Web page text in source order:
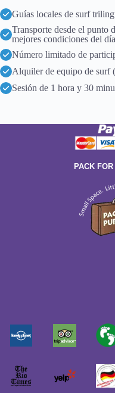
Guías locales de surf
Transporte desde el punto
mejores condiciones del
Número limitado de
Alquiler de equipo de surf
Sesión de 1 hora y 30
PACK